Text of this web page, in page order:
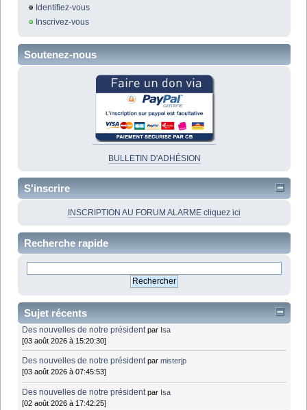
Identifiez-vous
Inscrivez-vous
Soutenez-nous
BULLETIN D'ADHÉSION
S'inscrire
INSCRIPTION AU FORUM ALARME cliquez ici
Recherche rapide
Sujet récents
Des nouvelles de notre président par Isa
[03 août 2026 à 15:20:30]
Des nouvelles de notre président parmisterjp
[03 août 2026 à 07:45:53]
Des nouvelles de notre président par Isa
[02 août 2026 à 17:42:25]